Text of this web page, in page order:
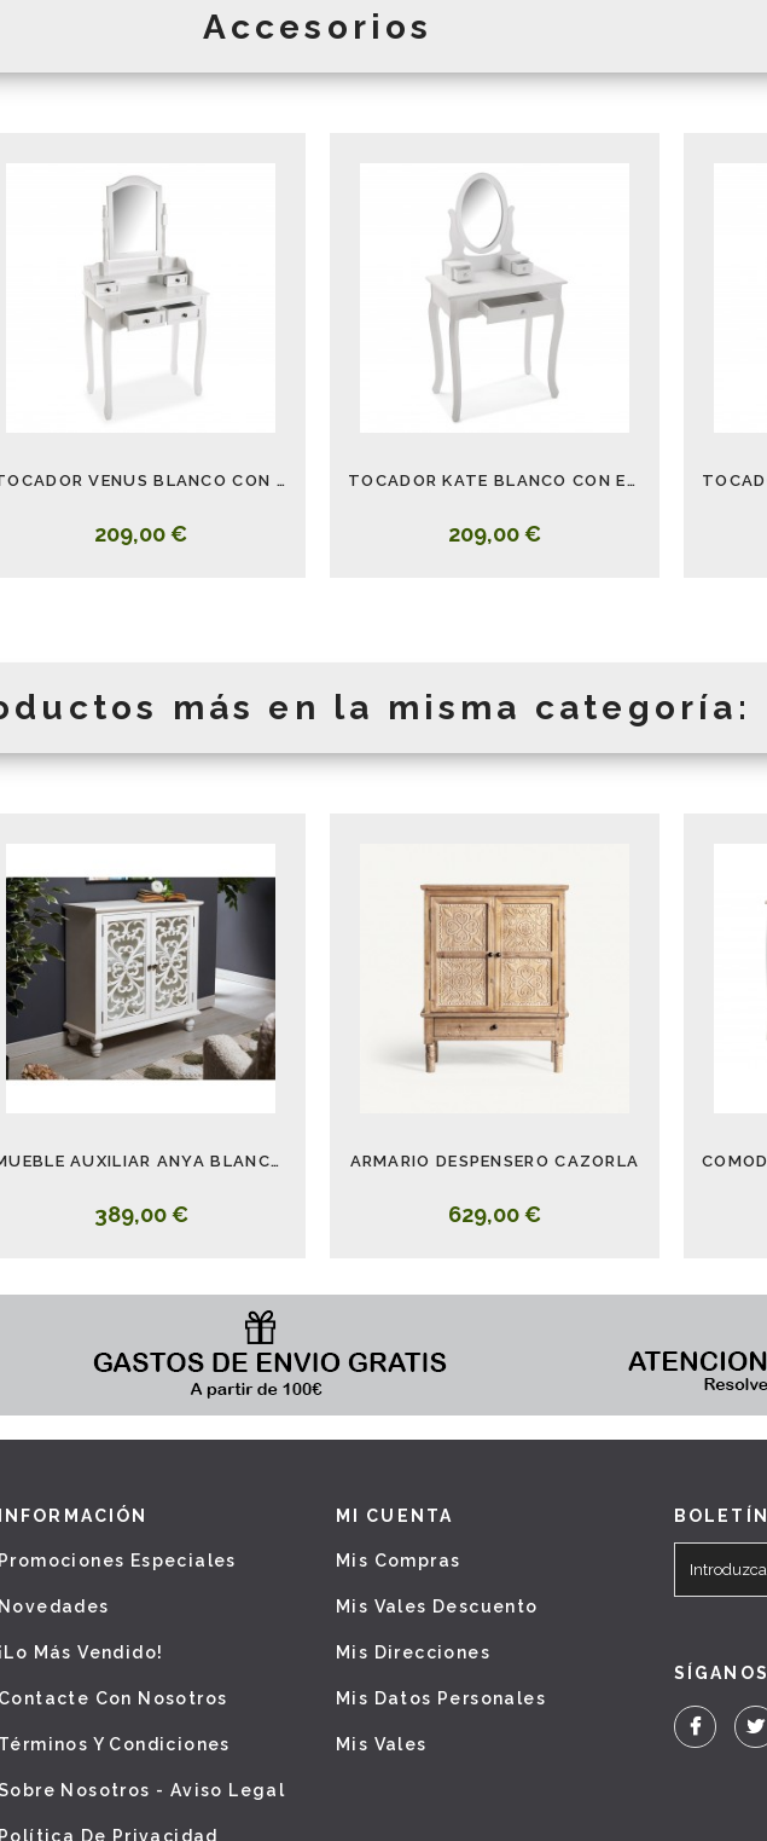
Accesorios
TOCADOR VENUS BLANCO CON ESPEJO
209,00 €
TOCADOR KATE BLANCO CON ESPEJO
209,00 €
más en la misma categoría:
MUEBLE AUXILIAR ANYA BLANCO DESGASTADO 80 CM
389,00 €
ARMARIO DESPENSERO CAZORLA
629,00 €
INFORMACIÓN
Promociones Especiales
Novedades
¡Lo Más Vendido!
Contacte Con Nosotros
Términos Y Condiciones
Nosotros - Aviso Legal
Política De Privacidad
MI CUENTA
Mis Compras
Mis Vales Descuento
Mis Direcciones
Mis Datos Personales
Mis Vales
BOLETÍN
SÍGANOS